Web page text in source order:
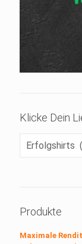
Klicke Dein
Dein
Produkte
Maximale